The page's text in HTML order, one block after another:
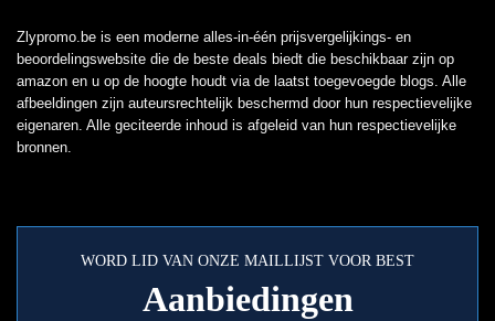
Zlypromo.be is een moderne alles-in-één prijsvergelijkings- en
beoordelingswebsite die de beste deals biedt die beschikbaar zijn op
amazon en u op de hoogte houdt via de laatst toegevoegde blogs. Alle
afbeeldingen zijn auteursrechtelijk beschermd door hun respectievelijke
eigenaren. Alle geciteerde inhoud is afgeleid van hun respectievelijke
bronnen.
WORD LID VAN ONZE MAILLIJST VOOR BEST
Aanbiedingen